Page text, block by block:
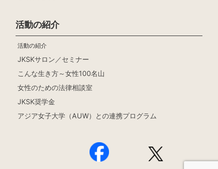
活動の紹介
活動の紹介
JKSKサロン／セミナー
こんな生き方～女性100名山
女性のための法律相談室
JKSK奨学金
アジア女子大学（AUW）との連携プログラム